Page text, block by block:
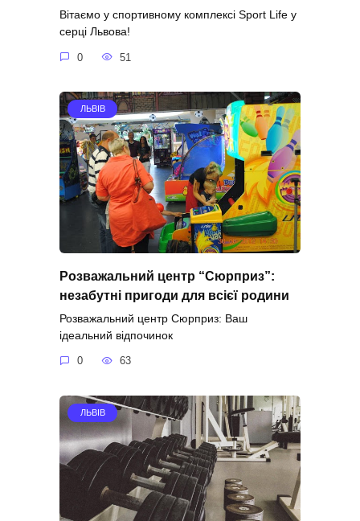
Вітаємо у спортивному комплексі Sport Life у
серці Львова!
0 51
ЛЬВІВ
Розважальний центр “Сюрприз”:
незабутні пригоди для всієї родини
Розважальний центр Сюрприз: Ваш
ідеальний відпочинок
0 63
ЛЬВІВ